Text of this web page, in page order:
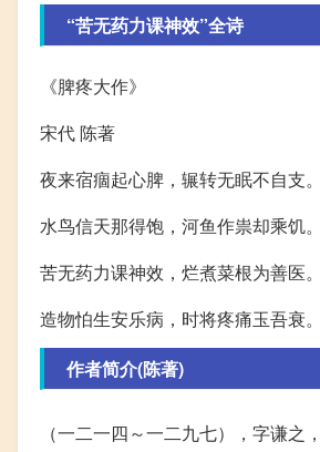
“苦无药力课神效”全诗
《脾疼大作》
宋代 陈著
夜来宿痼起心脾，辗转无眠不自支。
水鸟信天那得饱，河鱼作祟却乘饥。
苦无药力课神效，烂煮菜根为善医。
造物怕生安乐病，时将疼痛玉吾衰。
作者简介(陈著)
（一二一四～一二九七），字谦之